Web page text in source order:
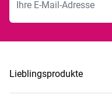
Lieblingsprodukte